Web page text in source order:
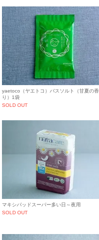
yaetoco（ヤエトコ）バスソルト（甘夏の香
り）1袋
SOLD OUT
マキシパッドスーパー多い日～夜用
SOLD OUT